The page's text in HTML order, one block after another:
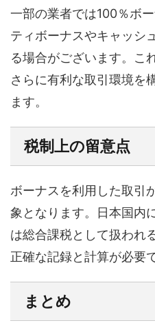
一部の業者では100％ボ
ティボーナスやキャッシ
る場合がございます。こ
さらに有利な取引環境を
ます。
税制上の留意点
ボーナスを利用した取引
象となります。日本国内
は総合課税として扱われ
正確な記録と計算が必要
まとめ